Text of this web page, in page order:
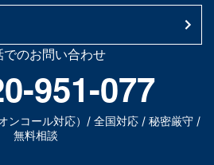
でのお問い合わせ
951-077
ンコール対応）/ 全国対応 / 秘密厳守 /
無料相談